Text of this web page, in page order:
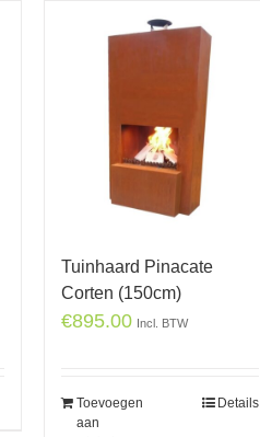
Tuinhaard Pinacate
Corten (150cm)
€895.00 Incl. BTW
Toevoegen
aan
Details